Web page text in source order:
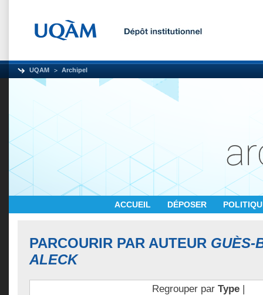
UQAM Archipel
ACCUEIL DÉPOSER
PARCOURIR PAR AUTEUR GUÈS-
ALECK
Regrouper par Type|